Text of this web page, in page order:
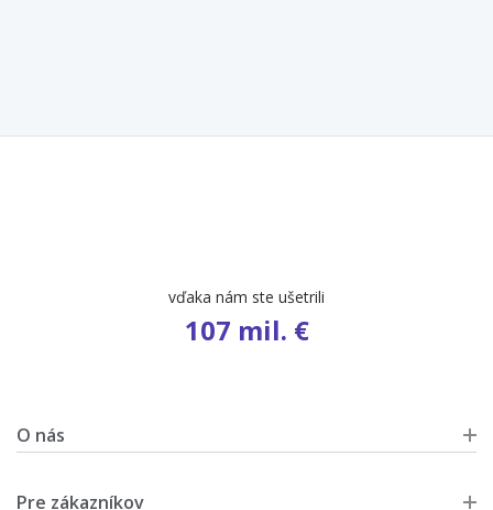
počet ponúk
9 668
O nás
Pre zákazníkov